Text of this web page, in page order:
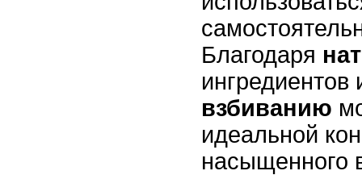
Благодаря
взбиванию
идеальной
насыщенного